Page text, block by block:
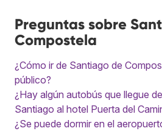
Preguntas sobre
Compostela
¿Cómo ir de Santiago de
público?
¿Hay algún autobús que llegue
Santiago al hotel Puerta del
¿Se puede dormir en el